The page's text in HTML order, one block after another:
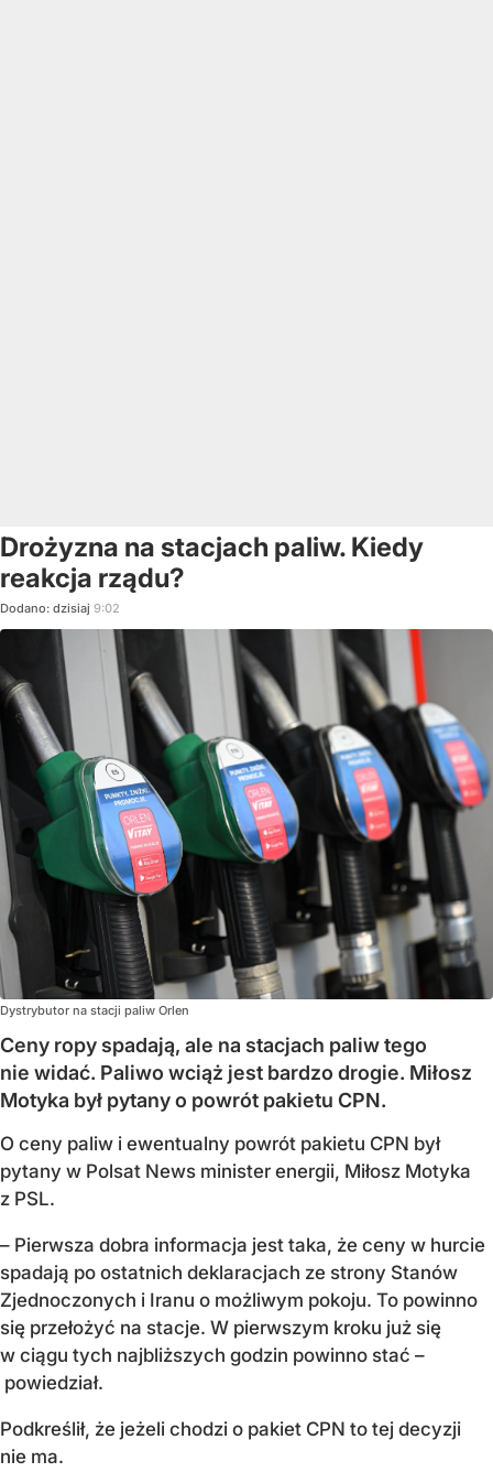
Drożyzna na stacjach paliw. Kiedy
reakcja rządu?
Dodano: dzisiaj 9:02
Dystrybutor na stacji paliw Orlen
Ceny ropy spadają, ale na stacjach paliw tego
nie widać. Paliwo wciąż jest bardzo drogie. Miłosz
Motyka był pytany o powrót pakietu CPN.
O ceny paliw i ewentualny powrót pakietu CPN był
pytany w Polsat News minister energii, Miłosz Motyka
z PSL.
– Pierwsza dobra informacja jest taka, że ceny w hurcie
spadają po ostatnich deklaracjach ze strony Stanów
Zjednoczonych i Iranu o możliwym pokoju. To powinno
się przełożyć na stacje. W pierwszym kroku już się
w ciągu tych najbliższych godzin powinno stać –
powiedział.
Podkreślił, że jeżeli chodzi o pakiet CPN to tej decyzji
nie ma.